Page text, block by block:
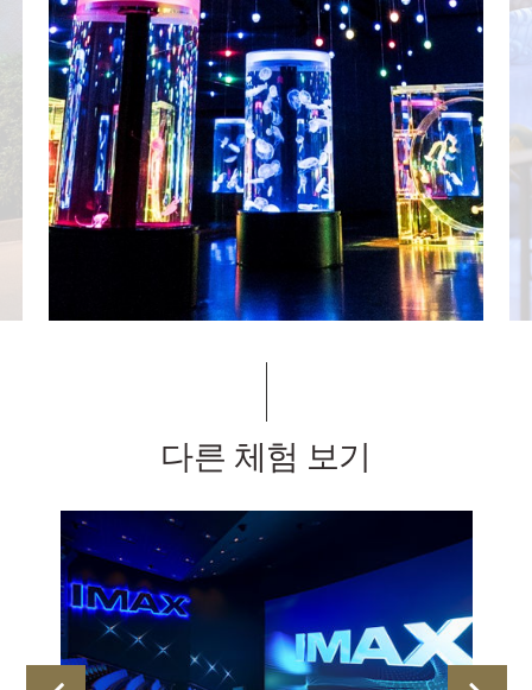
다른 체험 보기